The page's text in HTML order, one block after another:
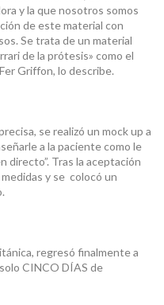
y la que nosotros somos
de este material con
Se trata de un material
de la prótesis» como el
Griffon, lo describe.
se realizó un mock up a
a la paciente como le
directo”. Tras la aceptación
y se colocó un
regresó finalmente a
CINCO DÍAS de